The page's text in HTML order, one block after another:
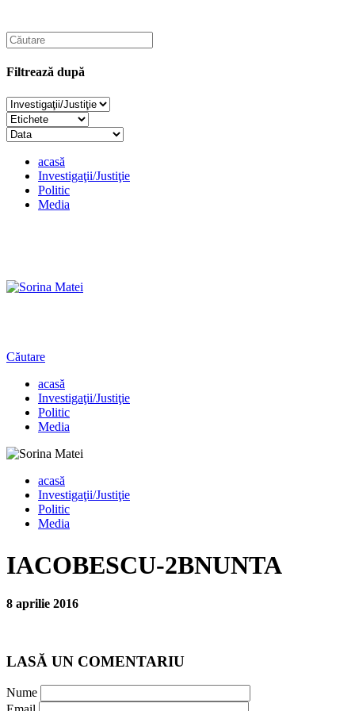
Filtrează după
acasă
Investigaţii/Justiţie
Politic
Media
Căutare
acasă
Investigaţii/Justiţie
Politic
Media
acasă
Investigaţii/Justiţie
Politic
Media
IACOBESCU-2BNUNTA
8 aprilie 2016
LASĂ UN COMENTARIU
Nume